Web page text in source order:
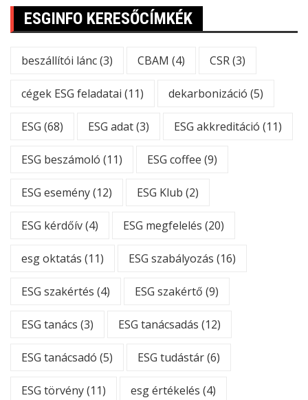
ESGINFO KERESŐCÍMKÉK
beszállítói lánc(3) CBAM (4) CSR(3)
cégek ESG feladatai (11) dekarbonizáció (5)
ESG (68) ESG adat(3) ESG akkreditáció (11)
ESG beszámoló (11) ESG coffee (9)
ESG esemény(12) ESG Klub (2)
ESG kérdőív(4) ESG megfelelés (20)
esg oktatás (11) ESG szabályozás (16)
ESG szakértés (4) ESG szakértő (9)
ESG tanács (3) ESG tanácsadás (12)
ESG tanácsadó (5) ESG tudástár(6)
ESG törvény(11) esg értékelés (4)